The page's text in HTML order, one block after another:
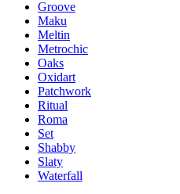
Groove
Maku
Meltin
Metrochic
Oaks
Oxidart
Patchwork
Ritual
Roma
Set
Shabby
Slaty
Waterfall